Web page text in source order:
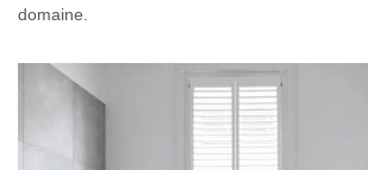
domaine.